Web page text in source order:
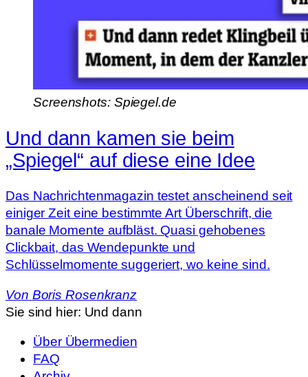
Screenshots: Spiegel.de
Und dann kamen sie beim
„Spiegel“ auf diese eine Idee
Das Nachrichtenmagazin testet anscheinend seit
einiger Zeit eine bestimmte Art Überschrift, die
banale Momente aufbläst. Quasi gehobenes
Clickbait, das Wendepunkte und
Schlüsselmomente suggeriert, wo keine sind.
Von Boris Rosenkranz
Sie sind hier: Und dann
Über Übermedien
FAQ